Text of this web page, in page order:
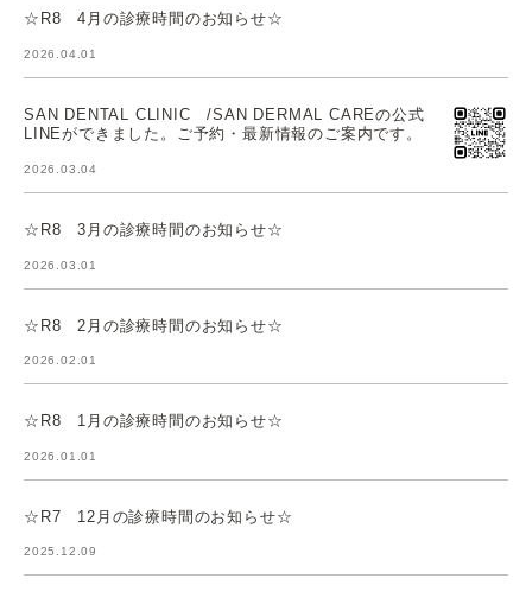
☆R8 4月の診療時間のお知らせ☆
2026.04.01
SAN DENTAL CLINIC /SAN DERMAL CAREの公式
LINEができました。ご予約・最新情報のご案内です。
2026.03.04
☆R8 3月の診療時間のお知らせ☆
2026.03.01
☆R8 2月の診療時間のお知らせ☆
2026.02.01
☆R8 1月の診療時間のお知らせ☆
2026.01.01
☆R7 12月の診療時間のお知らせ☆
2025.12.09